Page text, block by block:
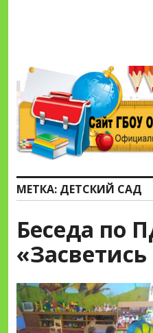
Сайт ГБОУ
МЕТКА: ДЕТСКИЙ САД
Беседа по